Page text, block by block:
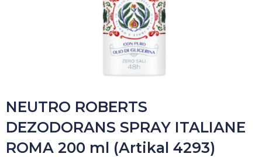
NEUTRO ROBERTS
DEZODORANS SPRAY ITALIANE
ROMA 200 ml (Artikal 4293)